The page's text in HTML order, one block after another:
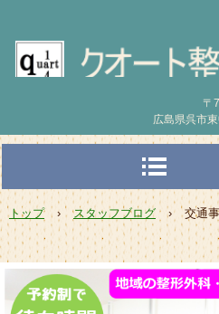
〒
広島県呉市
トップ › スタッフブログ › 交通